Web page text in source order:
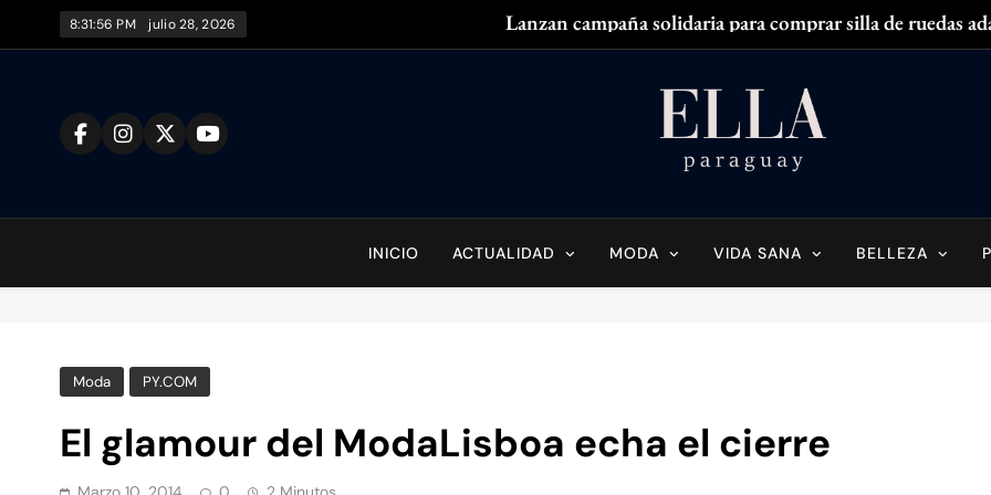
8:31:57 PM julio 28, 2026
Lanzan campaña solidaria para comprar silla de ruedas
Zendaya
Ella Paraguay
INICIO ACTUALIDAD MODA VIDA SANA BELLEZA
Moda PY.COM
El glamour del ModaLisboa echa el cierre